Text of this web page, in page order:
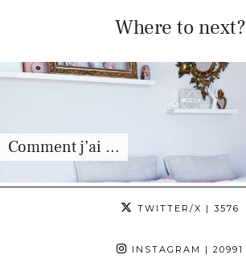
Where to next?
Comment j’ai …
TWITTER/X | 3576
INSTAGRAM | 20991